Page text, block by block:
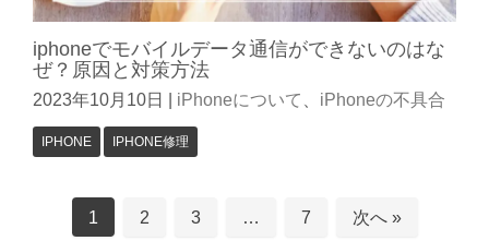
iphoneでモバイルデータ通信ができないのはな
ぜ？原因と対策方法
2023年10月10日 iPhoneについて iPhoneの不具合
IPHONE IPHONE修理
1 2 3 … 7 次へ »